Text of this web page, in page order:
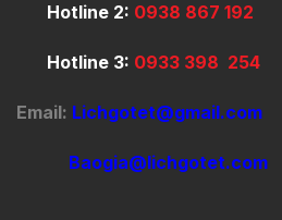
Hotline 2: 0938 867 192
Hotline 3: 0933 398 254
Email: Lichgotet@gmail.com
Baogia@lichgotet.com